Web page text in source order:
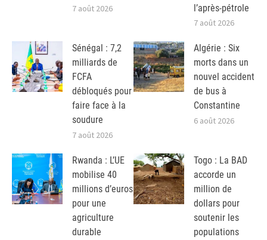
7 août 2026
l’après-pétrole
7 août 2026
Sénégal : 7,2
milliards de
FCFA
débloqués pour
faire face à la
soudure
7 août 2026
Algérie : Six
morts dans un
nouvel accident
de bus à
Constantine
6 août 2026
Rwanda : L’UE
mobilise 40
millions d’euros
pour une
agriculture
durable
Togo : La BAD
accorde un
million de
dollars pour
soutenir les
populations